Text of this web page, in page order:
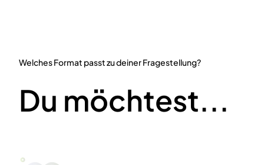
Welches Format passt zu deiner Fragestellung?
Du möchtest...